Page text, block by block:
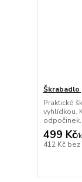
Škrabadlo
Praktické
vyhlídkou.
499 Kč/
412 Kč bez